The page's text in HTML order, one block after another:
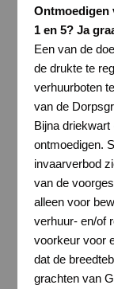
Ontmoedigen
1 en 5? Ja
Een van de
de drukte te
verhuurboten
van de
Bijna driekwart
ontmoedigen.
invaarverbod
van de
alleen voor
verhuur- en/of
voorkeur voor
dat de
grachten van